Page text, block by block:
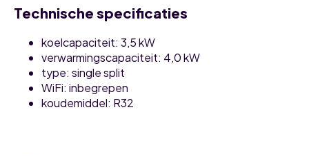
Technische specificaties
koelcapaciteit: 3,5 kW
verwarmingscapaciteit: 4,0 kW
type: single split
WiFi: inbegrepen
koudemiddel: R32